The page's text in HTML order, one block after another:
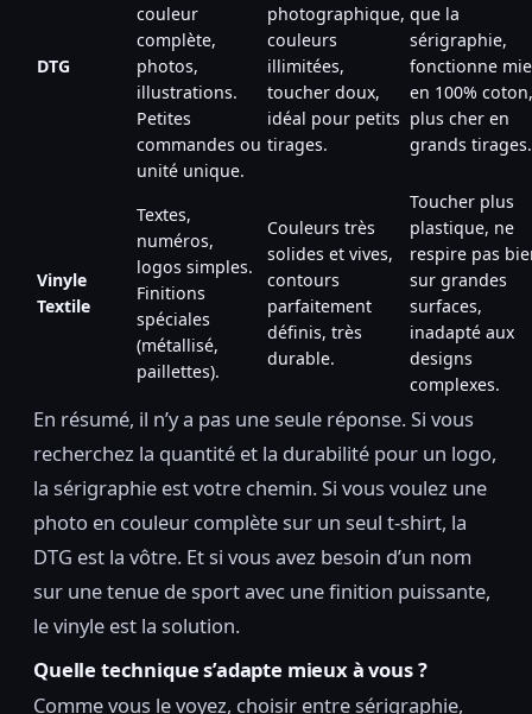
DTG
couleur
complète,
photos,
illustrations.
Petites
commandes ou
unité unique.
photographique,
couleurs
illimitées,
toucher doux,
idéal pour petits
tirages.
que la
sérigraphie,
fonctionne
en 100% coton,
plus cher en
grands tirages.
Vinyle
Textile
Textes,
numéros,
logos simples.
Finitions
spéciales
(métallisé,
paillettes).
Couleurs très
solides et vives,
contours
parfaitement
définis, très
durable.
Toucher plus
plastique, ne
respire pas
sur grandes
surfaces,
inadapté aux
designs
complexes.
En résumé, il n’y a pas une seule réponse. Si vous
recherchez la quantité et la durabilité pour un logo,
la sérigraphie est votre chemin. Si vous voulez une
photo en couleur complète sur un seul t-shirt, la
DTG est la vôtre. Et si vous avez besoin d’un nom
sur une tenue de sport avec une finition puissante,
le vinyle est la solution.
Quelle technique s’adapte mieux à vous ?
Comme vous le voyez, choisir entre sérigraphie,